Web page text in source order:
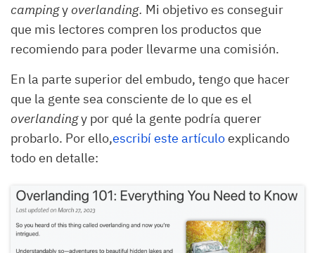
campingy overlanding. Mi objetivo es conseguir
que mis lectores compren los productos que
recomiendo para poder llevarme una comisión.
En la parte superior del embudo, tengo que hacer
que la gente sea consciente de lo que es el
overlandingy por qué la gente podría querer
probarlo. Por ello,escribí este artículoexplicando
todo en detalle: